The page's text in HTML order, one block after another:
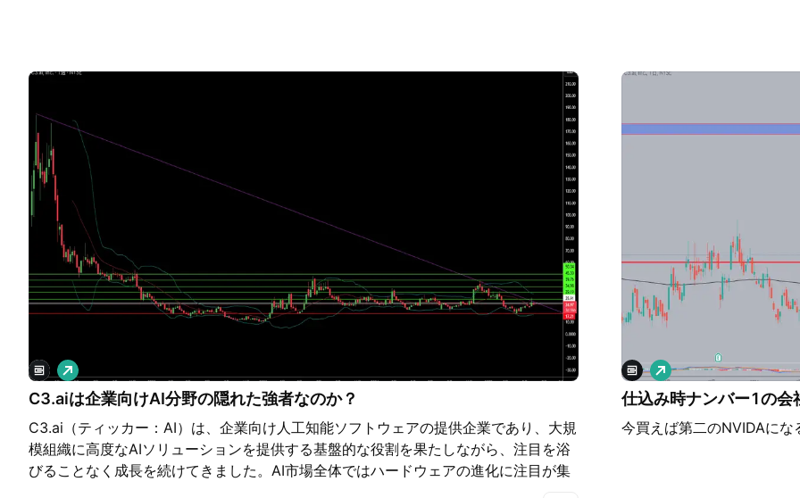
C3.aiは企業向けAI分野の隠れた強者なのか？
C3.ai（ティッカー：AI）は、企業向け人工知能ソフトウェアの提供企業であり、大規
模組織に高度なAIソリューションを提供する基盤的な役割を果たしながら、注目を浴
びることなく成長を続けてきました。AI市場全体ではハードウェアの進化に注目が集
ロ
ン
グ
仕込み時ナンバー1の会
今買えば第二のNVIDAにな
ロ
ン
グ